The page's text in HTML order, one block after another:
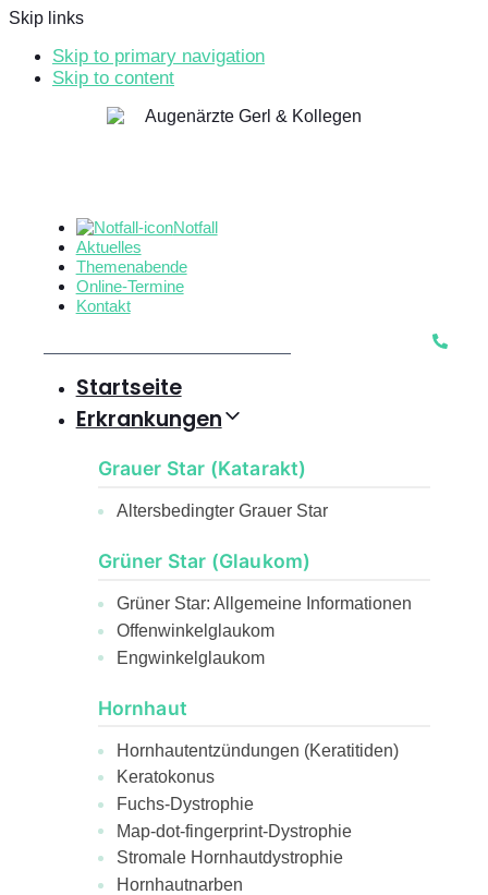
Skip links
Skip to primary navigation
Skip to content
Notfall
Aktuelles
Themenabende
Online-Termine
Kontakt
Startseite
Erkrankungen
Grauer Star (Katarakt)
Altersbedingter Grauer Star
Grüner Star (Glaukom)
Grüner Star: Allgemeine Informationen
Offenwinkelglaukom
Engwinkelglaukom
Hornhaut
Hornhautentzündungen (Keratitiden)
Keratokonus
Fuchs-Dystrophie
Map-dot-fingerprint-Dystrophie
Stromale Hornhautdystrophie
Hornhautnarben